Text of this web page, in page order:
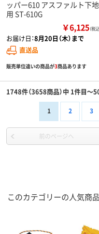
ッパー610 アスファルト下地
用 ST-610G
￥6,125（税
お届け日：8月20日（木）まで
直送品
販売単位違いの商品が3商品あります
1748件（3658商品）中 1件目～
1 2 3
前のページへ
このカテゴリーの人気商品